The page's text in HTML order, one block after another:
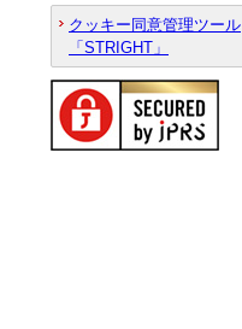
クッキー同意管理ツール
「STRIGHT」